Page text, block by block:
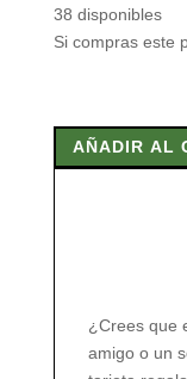
38 disponibles
Si compras este
EXTRACTO
AÑADIR AL
¿Crees que
amigo o un